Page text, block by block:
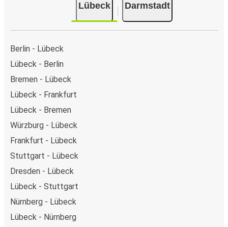
Lübeck Darmstadt
Berlin - Lübeck
Lübeck - Berlin
Bremen - Lübeck
Lübeck - Frankfurt
Lübeck - Bremen
Würzburg - Lübeck
Frankfurt - Lübeck
Stuttgart - Lübeck
Dresden - Lübeck
Lübeck - Stuttgart
Nürnberg - Lübeck
Lübeck - Nürnberg